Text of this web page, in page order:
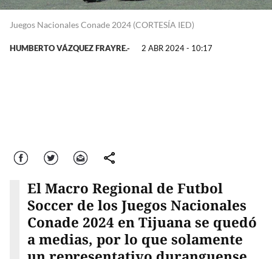
Juegos Nacionales Conade 2024 (CORTESÍA IED)
HUMBERTO VÁZQUEZ FRAYRE.- 2 ABR 2024 - 10:17
Facebook Twitter Correo comparte
El Macro Regional de Futbol
Soccer de los Juegos Nacionales
Conade 2024 en Tijuana se quedó
a medias, por lo que solamente